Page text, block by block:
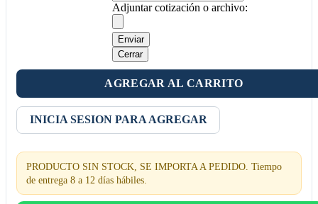
Adjuntar cotización o archivo:
Enviar
Cerrar
AGREGAR AL CARRITO
INICIA SESION PARA AGREGAR
PRODUCTO SIN STOCK, SE IMPORTA A PEDIDO. Tiempo
de entrega 8 a 12 días hábiles.